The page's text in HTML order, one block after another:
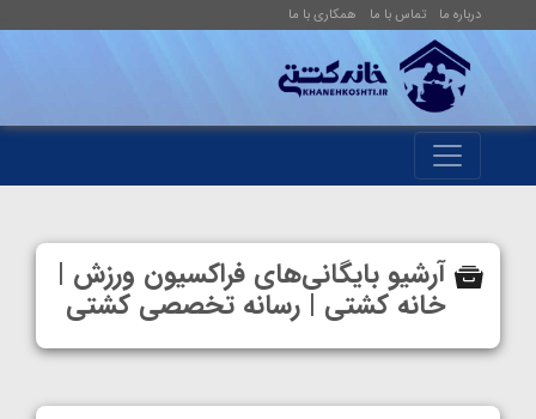
درباره ما تماس با ما همکاری با ما
آرشیو بایگانی‌های فراکسیون ورزش |
خانه کشتی | رسانه تخصصی کشتی